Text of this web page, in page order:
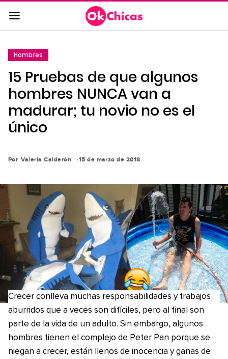
Saltar
al
contenido
la
navegación
principal
Hombres
15 Pruebas de que algunos
hombres NUNCA van a
madurar; tu novio no es el
único
Por Valeria Calderón 15 de marzo de 2018
Crecer conlleva muchas responsabilidades y trabajos
aburridos que a veces son difíciles, pero al final son
parte de la vida de un adulto. Sin embargo, algunos
hombres tienen el complejo de Peter Pan porque se
niegan a crecer, están llenos de inocencia y ganas de